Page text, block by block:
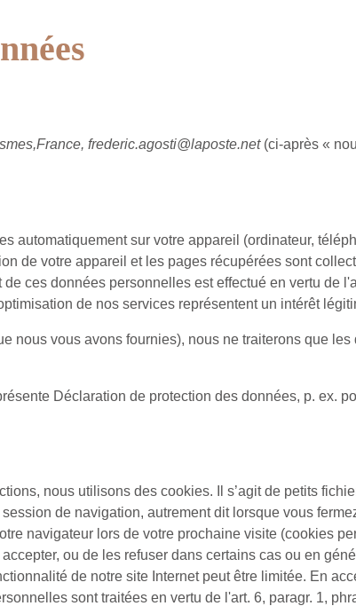
frederic.agosti@laposte.net (ci-après «
automatiquement sur votre appareil (ordinateur,
de votre appareil et les pages récupérées sont
ces données personnelles est effectué en vertu de
de nos services représentent un intérêt
nous vous avons fournies), nous ne traiterons que
Déclaration de protection des données, p. ex.
nous utilisons des cookies. Il s’agit de petits
de navigation, autrement dit lorsque vous
navigateur lors de votre prochaine visite (cookies
ou de les refuser dans certains cas ou en
de notre site Internet peut être limitée. En
sont traitées en vertu de l'art. 6, paragr. 1,